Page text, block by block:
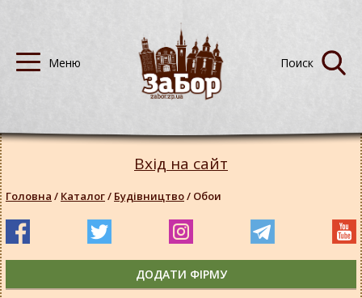
Вхід на сайт
Головна / Каталог/ Будівництво/ Обои
ДОДАТИ ФІРМУ